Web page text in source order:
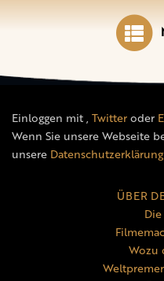
Einloggen mit, Twitteroder
Wenn Sie unsere Webseite
unsere Datenschutzerklärung
ÜBER
Wozu